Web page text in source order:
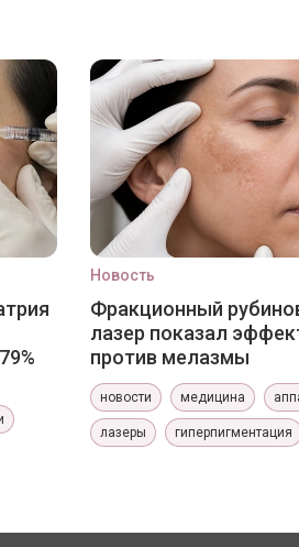
Новость
Фракционный
лазер показал
против мелазмы
новости медицина
лазеры гиперпигментация